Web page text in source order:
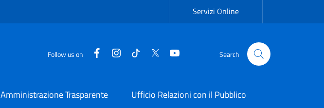
Servizi Online
Follow us on FacebookInstagram
Tiktok Twitter Search
Amministrazione Trasparente Ufficio Relazioni con il Pubblico